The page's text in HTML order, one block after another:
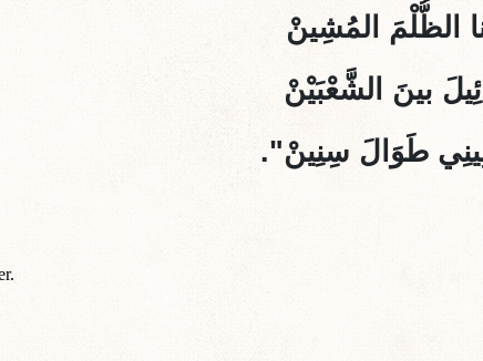
الظُّلْمَ المُشِينْ
بينَ الشَّعْبَيْنْ
طَوَالَ سِنِينْ".